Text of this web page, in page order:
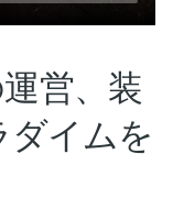
営、装
ダイムを